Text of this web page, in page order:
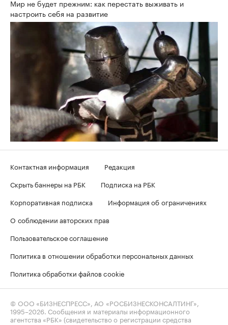
Мир не будет прежним: как перестать выживать и
настроить себя на развитие
Контактная информация
Редакция
Скрыть баннеры на РБК
Подписка на РБК
Корпоративная подписка
Информация об ограничениях
О соблюдении авторских прав
Пользовательское соглашение
Политика в отношении обработки персональных данных
Политика обработки файлов cookie
© ООО «БИЗНЕСПРЕСС», АО «РОСБИЗНЕСКОНСАЛТИНГ»,
1995–2026. Сообщения и материалы информационного
агентства «РБК» (свидетельство о регистрации средства